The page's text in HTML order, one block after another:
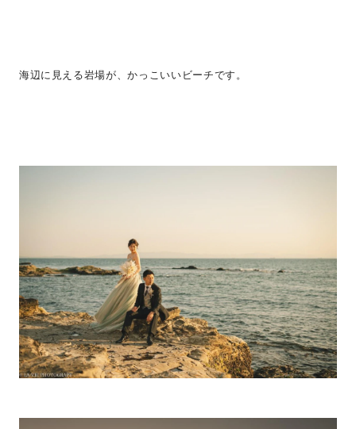
海辺に見える岩場が、かっこいいビーチです。